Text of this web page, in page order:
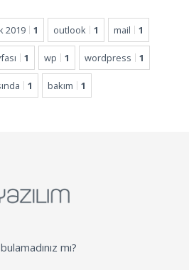
2019 1 outlook 1 mail 1
1 wp 1 wordpress 1
1 bakım 1
mı?